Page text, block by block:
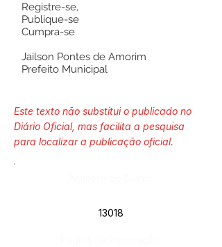
Registre-se,
Publique-se
Cumpra-se
Jailson Pontes de Amorim
Prefeito Municipal
Este texto não substitui o publicado no
Diário Oficial, mas facilita a pesquisa
para localizar a publicação oficial.
13018